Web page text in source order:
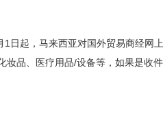
日起，马来西亚对国外贸易商经网
妆品、医疗用品/设备等，如果是收